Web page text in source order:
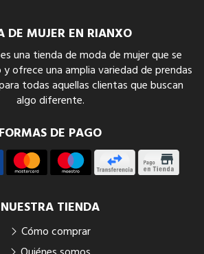
DE MUJER EN RIANXO
una tienda de moda de mujer que se
y ofrece una amplia variedad de prendas
todas aquellas clientas que buscan
algo diferente.
FORMAS DE PAGO
NUESTRA TIENDA
Cómo comprar